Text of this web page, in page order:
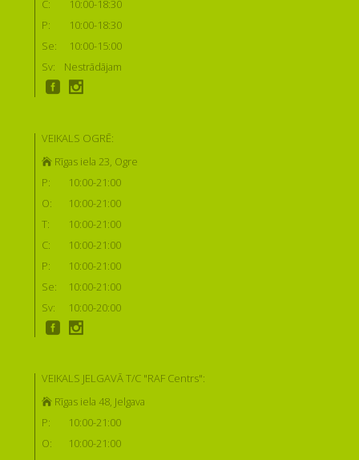
C:
10:00-18:30
P:
10:00-18:30
Se:
10:00-15:00
Sv:
Nestrādājam
VEIKALS OGRĒ:
Rīgas iela 23, Ogre
P:
10:00-21:00
O:
10:00-21:00
T:
10:00-21:00
C:
10:00-21:00
P:
10:00-21:00
Se:
10:00-21:00
Sv:
10:00-20:00
VEIKALS JELGAVĀ T/C "RAF Centrs":
Rīgas iela 48, Jelgava
P:
10:00-21:00
O:
10:00-21:00